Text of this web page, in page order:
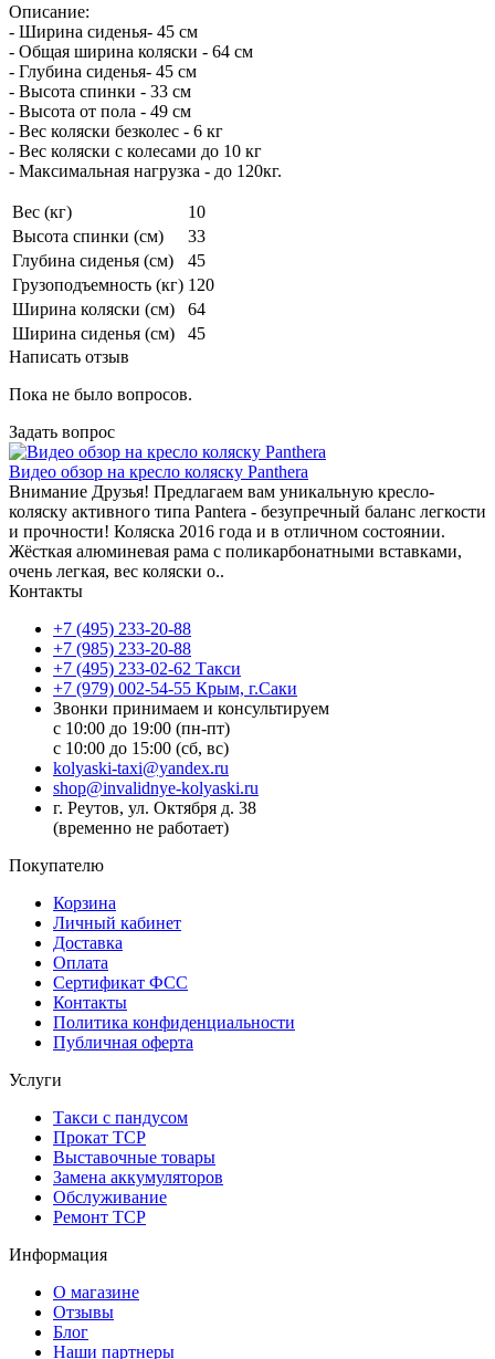
Описание:
- Ширина сиденья- 45 см
- Общая ширина коляски - 64 см
- Глубина сиденья- 45 см
- Высота спинки - 33 см
- Высота от пола - 49 см
- Вес коляски безколес - 6 кг
- Вес коляски с колесами до 10 кг
- Максимальная нагрузка - до 120кг.
Вес (кг)
10
Высота спинки (см)
33
Глубина сиденья (см)
45
Грузоподъемность (кг) 120
Ширина коляски (см)
64
Ширина сиденья (см)
45
Написать отзыв
Пока не было вопросов.
Задать вопрос
Видео обзор на кресло коляску Panthera
Внимание Друзья! Предлагаем вам уникальную кресло-
коляску активного типа Pantera - безупречный баланс легкости
и прочности! Коляска 2016 года и в отличном состоянии.
Жёсткая алюминевая рама с поликарбонатными вставками,
очень легкая, вес коляски о..
Контакты
+7 (495) 233-20-88
+7 (985) 233-20-88
+7 (495) 233-02-62 Такси
+7 (979) 002-54-55 Крым, г.Саки
Звонки принимаем и консультируем
с 10:00 до 19:00 (пн-пт)
с 10:00 до 15:00 (сб, вс)
kolyaski-taxi@yandex.ru
shop@invalidnye-kolyaski.ru
г. Реутов, ул. Октября д. 38
(временно не работает)
Покупателю
Корзина
Личный кабинет
Доставка
Оплата
Сертификат ФСС
Контакты
Политика конфиденциальности
Публичная оферта
Услуги
Такси с пандусом
Прокат ТСР
Выставочные товары
Замена аккумуляторов
Обслуживание
Ремонт ТСР
Информация
О магазине
Отзывы
Блог
Наши партнеры